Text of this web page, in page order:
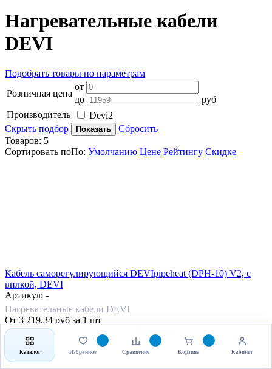
Нагревательные кабели
DEVI
Подобрать товары по параметрам
Розничная цена
от
до
руб
Производитель
Devi2
Скрыть подбор
Показать
Сбросить
Товаров: 5
Сортировать поПо: Умолчанию Цене Рейтингу Скидке
Кабель саморегулирующийся DEVIpipeheat (DPH-10) V2, с
вилкой, DEVI
Артикул: -
Нагревательные кабели DEVI
От 3 219.34 руб за 1 шт
-
Каталог Избранное Сравнение Корзина Кабинет